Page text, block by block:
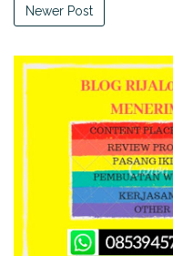
Newer Post